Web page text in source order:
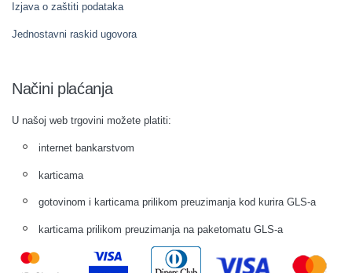
Izjava o zaštiti podataka
Jednostavni raskid ugovora
Načini plaćanja
U našoj web trgovini možete platiti:
internet bankarstvom
karticama
gotovinom i karticama prilikom preuzimanja kod kurira GLS-a
karticama prilikom preuzimanja na paketomatu GLS-a